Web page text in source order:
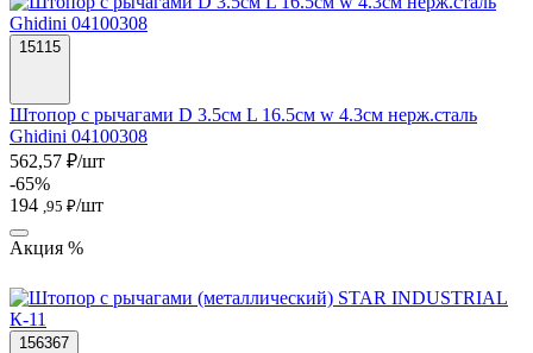
15115
Штопор с рычагами D 3.5см L 16.5см w 4.3см нерж.сталь
Ghidini 04100308
562,57 ₽/шт
-65%
194 ,95 ₽/шт
Акция %
156367